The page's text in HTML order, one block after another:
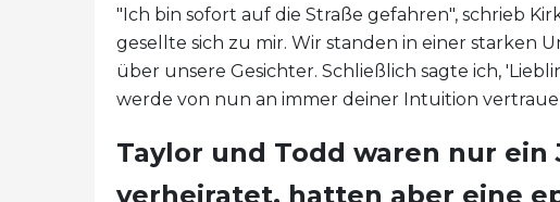
"Ich bin sofort auf die Straße gefahren", schrieb
gesellte sich zu mir. Wir standen in einer starken
über unsere Gesichter. Schließlich sagte ich,
werde von nun an immer deiner Intuition
Taylor und Todd waren nur ein
verheiratet, hatten aber eine